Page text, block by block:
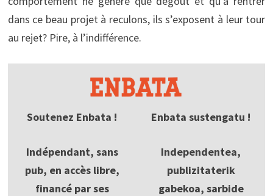
dans ce beau projet à reculons, ils s’exposent à leur tour
au rejet? Pire, à l’indifférence.
Soutenez Enbata !
Indépendant, sans
pub, en accès libre,
financé par ses
Enbata sustengatu !
Independentea,
publizitaterik
gabekoa, sarbide